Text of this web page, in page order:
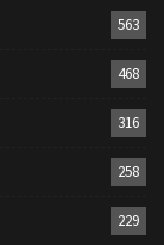
563
468
316
258
229